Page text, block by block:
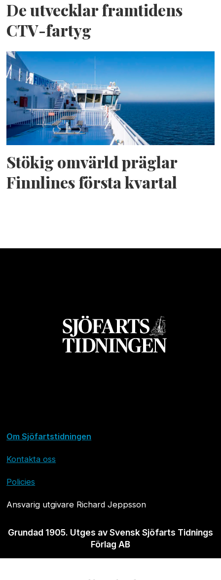
De utvecklar framtidens
CTV-fartyg
Stökig omvärld präglar
Finnlines första kvartal
Om Sjöfartstidningen
Kontakta oss
Policies
Ansvarig utgivare Richard Jeppsson
Grundad 1905. Utges av Svensk Sjöfarts Tidnings
Förlag AB